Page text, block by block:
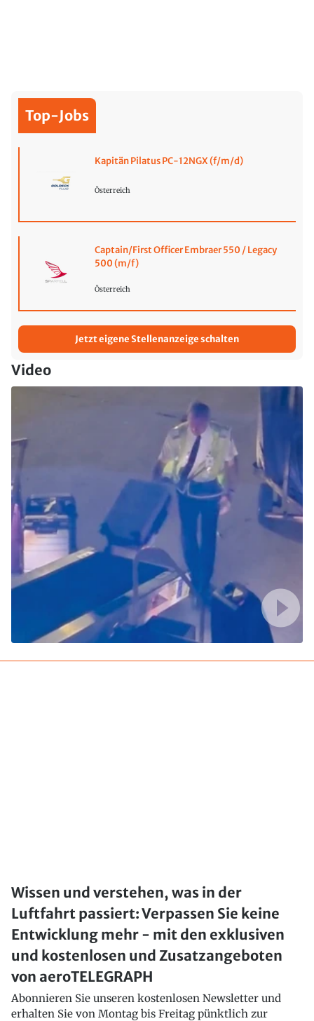
Top-Jobs
Kapitän Pilatus PC-12NGX (f/m/d)
Österreich
Captain/First Officer Embraer 550 / Legacy
500 (m/f)
Österreich
Jetzt eigene Stellenanzeige schalten
Video
Wissen und verstehen, was in der
Luftfahrt passiert: Verpassen Sie keine
Entwicklung mehr - mit den exklusiven
und kostenlosen und Zusatzangeboten
von aeroTELEGRAPH
Abonnieren Sie unseren kostenlosen Newsletter und
erhalten Sie von Montag bis Freitag pünktlich zur